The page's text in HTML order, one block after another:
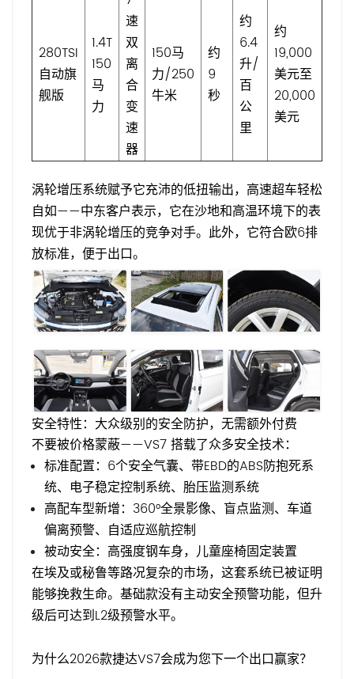
280TSI
自动旗
舰版
1.4T
150
马
力
速
双
离
合
变
速
器
150马
力/250
牛米
约
9
秒
约
6.4
升/
百
公
里
约
19,000
美元至
20,000
美元
涡轮增压系统赋予它充沛的低扭输出，高速超车轻松
自如——中东客户表示，它在沙地和高温环境下的表
现优于非涡轮增压的竞争对手。此外，它符合欧6排
放标准，便于出口。
安全特性：大众级别的安全防护，无需额外付费
不要被价格蒙蔽——VS7 搭载了众多安全技术：
标准配置：6个安全气囊、带EBD的ABS防抱死系
统、电子稳定控制系统、胎压监测系统
高配车型新增：360°全景影像、盲点监测、车道
偏离预警、自适应巡航控制
被动安全：高强度钢车身，儿童座椅固定装置
在埃及或秘鲁等路况复杂的市场，这套系统已被证明
能够挽救生命。基础款没有主动安全预警功能，但升
级后可达到L2级预警水平。
为什么2026款捷达VS7会成为您下一个出口赢家？